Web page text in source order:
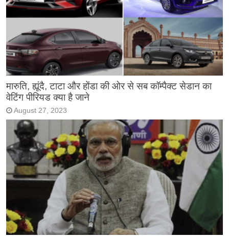
मारुति, ह्यूंदै, टाटा और होंडा की ओर से सब कॉम्पैक्ट सेडान का
वेटिंग पीरियड क्या है जाने
August 27, 2023